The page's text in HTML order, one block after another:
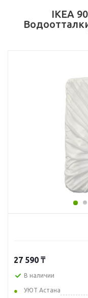
IKEA
27 590 ₸
В наличии
УЮТ Астана